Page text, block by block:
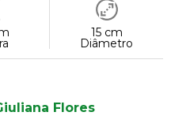
15 cm
Diâmetro
Flores